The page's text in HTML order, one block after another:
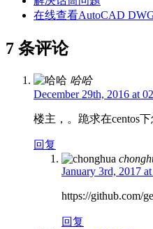
在线查看AutoCAD
7 条评论
哈哈
December 29th, 2016 at
楼主，。跪求在centos
回复
January 3rd, 2017
https://github.com/
回复